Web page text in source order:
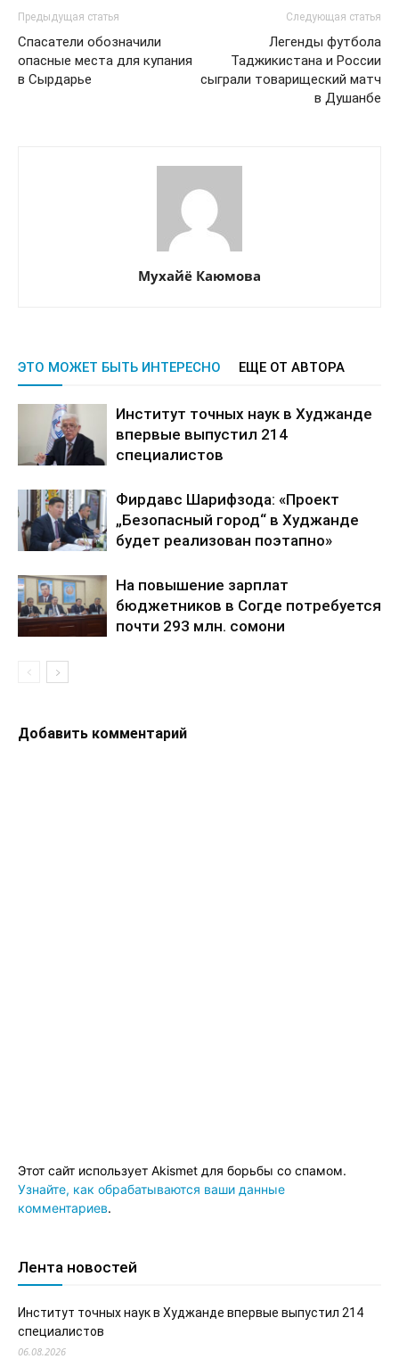
Предыдущая статья
Спасатели обозначили
опасные места для купания
в Сырдарье
Следующая статья
Легенды футбола
Таджикистана и России
сыграли товарищеский матч
в Душанбе
Мухайё Каюмова
ЭТО МОЖЕТ БЫТЬ ИНТЕРЕСНО ЕЩЕ ОТ АВТОРА
Институт точных наук в Худжанде
впервые выпустил 214
специалистов
Фирдавс Шарифзода: «Проект
„Безопасный город“ в Худжанде
будет реализован поэтапно»
На повышение зарплат
бюджетников в Согде потребуется
почти 293 млн. сомони
Добавить комментарий
Этот сайт использует Akismet для борьбы со спамом.
Узнайте, как обрабатываются ваши данные
комментариев.
Лента новостей
Институт точных наук в Худжанде впервые выпустил 214
специалистов
06.08.2026